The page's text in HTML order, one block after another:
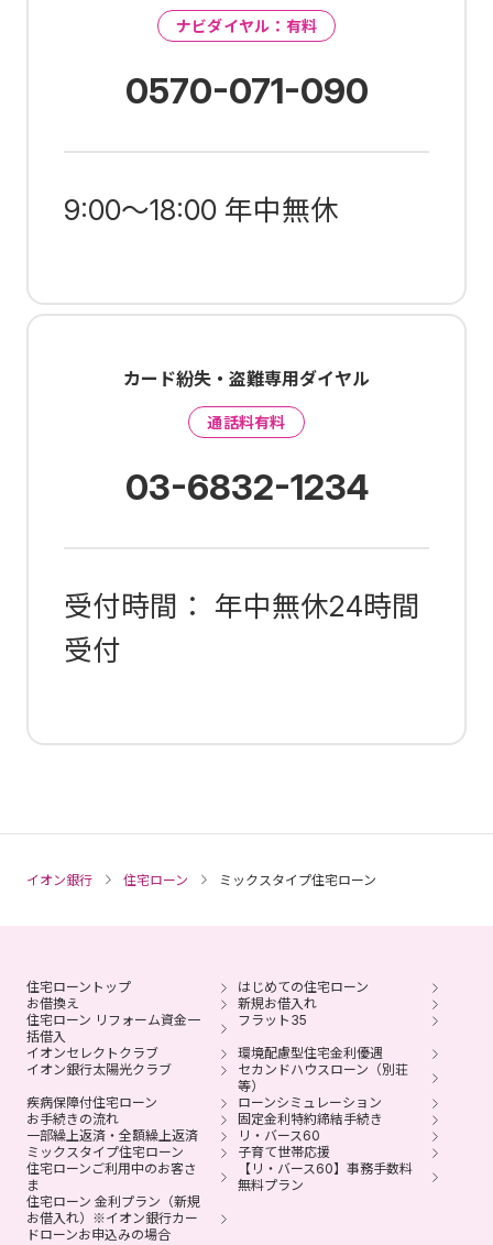
ナビダイヤル：有料
0570-071-090
9:00～18:00 年中無休
カード紛失・盗難専用ダイヤル
通話料有料
03-6832-1234
受付時間： 年中無休24時間
受付
イオン銀行 住宅ローン ミックスタイプ住宅ローン
住宅ローントップ
はじめての住宅ローン
お借換え
新規お借入れ
住宅ローン リフォーム資金一
括借入
フラット35
イオンセレクトクラブ
環境配慮型住宅金利優遇
イオン銀行太陽光クラブ
セカンドハウスローン（別荘
等）
疾病保障付住宅ローン
ローンシミュレーション
お手続きの流れ
固定金利特約締結手続き
一部繰上返済・全額繰上返済
リ・バース60
ミックスタイプ住宅ローン
子育て世帯応援
住宅ローンご利用中のお客さ
ま
【リ・バース60】事務手数料
無料プラン
住宅ローン 金利プラン（新規
お借入れ）※イオン銀行カー
ドローンお申込みの場合